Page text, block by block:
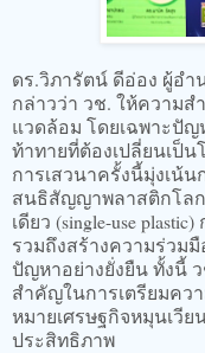
ดร.วิภารัตน์ ดีอ่อง ผู้อ
กล่าวว่า วช. ให้ความ
แวดล้อม โดยเฉพาะปั
ท้าทายที่ต้องเปลี่ยนเป็
การเสวนาครั้งนี้มุ่งเน้
สนธิสัญญาพลาสติกโล
เดียว (single-use
รวมถึงสร้างความร่วม
ปัญหาอย่างยั่งยืน ทั้งนี้
สำคัญในการเตรียมคว
หมายเศรษฐกิจหมุนเวี
ประสิทธิภาพ